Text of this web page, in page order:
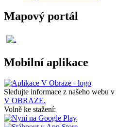
Mapový portál
Mobilní aplikace
Sledujte informace z našeho webu v
V OBRAZE.
Volně ke stažení: